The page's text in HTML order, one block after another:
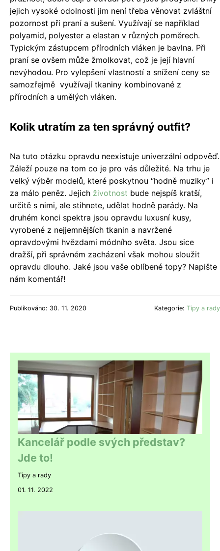
jejich vysoké odolnosti jim není třeba věnovat zvláštní
pozornost při praní a sušení. Využívají se například
polyamid, polyester a elastan v různých poměrech.
Typickým zástupcem přírodních vláken je bavlna. Při
praní se ovšem může žmolkovat, což je její hlavní
nevýhodou. Pro vylepšení vlastností a snížení ceny se
samozřejmě využívají tkaniny kombinované z
přírodních a umělých vláken.
Kolik utratím za ten správný outfit?
Na tuto otázku opravdu neexistuje univerzální odpověď.
Záleží pouze na tom co je pro vás důležité. Na trhu je
velký výběr modelů, které poskytnou “hodně muziky” i
za málo peněz. Jejich životnost bude nejspíš kratší,
určitě s nimi, ale stihnete, udělat hodně parády. Na
druhém konci spektra jsou opravdu luxusní kusy,
vyrobené z nejjemnějších tkanin a navržené
opravdovými hvězdami módního světa. Jsou sice
dražší, při správném zacházení však mohou sloužit
opravdu dlouho. Jaké jsou vaše oblíbené topy? Napište
nám komentář!
Publikováno: 30. 11. 2020 Kategorie: Tipy a rady
Kancelář podle svých představ?
Jde to!
Tipy a rady
01. 11. 2022